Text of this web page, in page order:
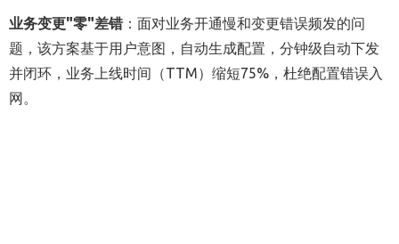
业务变更"零"差错 ：面对业务开通慢和变更错误频发的问
题，该方案基于用户意图，自动生成配置，分钟级自动下发
并闭环，业务上线时间（TTM）缩短75%，杜绝配置错误入
网。